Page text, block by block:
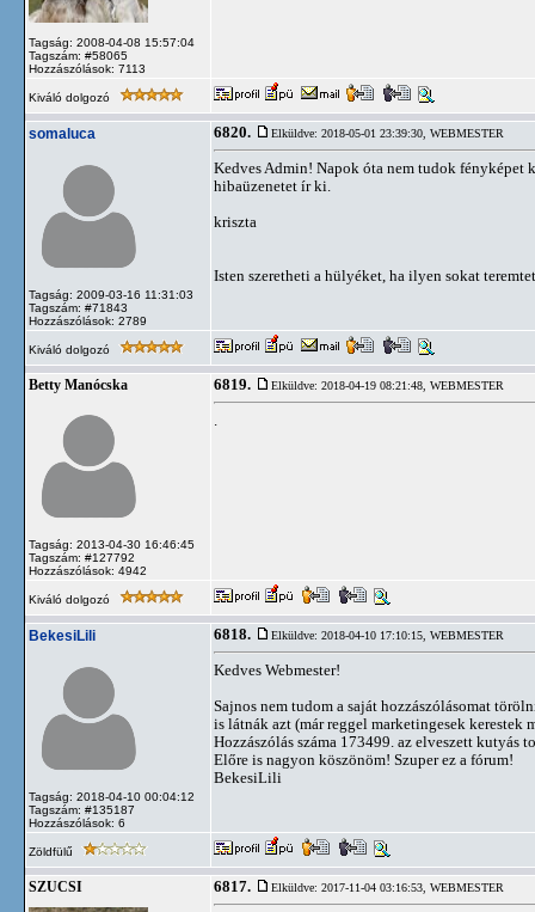
Tagság: 2008-04-08 15:57:04
Tagszám: #58065
Hozzászólások: 7113
Kiváló dolgozó
somaluca
Tagság: 2009-03-16 11:31:03
Tagszám: #71843
Hozzászólások: 2789
6820. Elküldve: 2018-05-01 23:39:30, WEBMESTER
Kedves Admin! Napok óta nem tudok fényképet
hibaüzenetet ír ki.
kriszta
Isten szeretheti a hülyéket, ha ilyen sokat
Kiváló dolgozó
Betty Manócska
Tagság: 2013-04-30 16:46:45
Tagszám: #127792
Hozzászólások: 4942
6819. Elküldve: 2018-04-19 08:21:48, WEBMESTER
Kiváló dolgozó
BekesiLili
Tagság: 2018-04-10 00:04:12
Tagszám: #135187
Hozzászólások: 6
6818. Elküldve: 2018-04-10 17:10:15, WEBMESTER
Kedves Webmester!
Sajnos nem tudom a saját hozzászólásomat
is látnák azt (már reggel marketingesek kerestek
Hozzászólás száma 173499. az elveszett kutyás
Előre is nagyon köszönöm! Szuper ez a fórum!
BekesiLili
Zöldfülű
SZUCSI 6817. Elküldve: 2017-11-04 03:16:53, WEBMESTER